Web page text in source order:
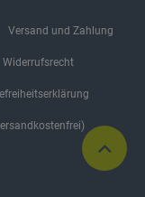
Versand und Zahlung
Widerrufsrecht